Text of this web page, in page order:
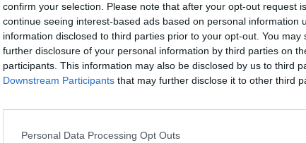
confirm your selection. Please note that after your opt-out request
continue seeing interest-based ads based on personal information
information disclosed to third parties prior to your opt-out. You
further disclosure of your personal information by third parties on
participants. This information may also be disclosed by us to third
Downstream Participants that may further disclose it to other third
Personal Data Processing Opt Outs